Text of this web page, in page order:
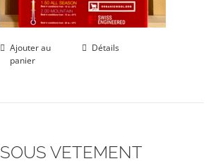
Ajouter au
panier
Détails
SOUS VETEMENT